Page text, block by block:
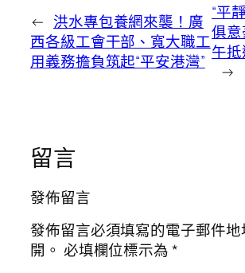
← 洪水專包養網來襲！廣
西各級工會干部、寬大職工
用義務擔負筑起“平安港灣”
“平
俱
午
→
留言
發佈留言
發佈留言必須填寫的電子郵件地
開。 必填欄位標示為*